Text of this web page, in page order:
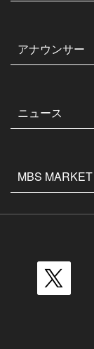
アナウンサー
ニュース
MBS MARKET